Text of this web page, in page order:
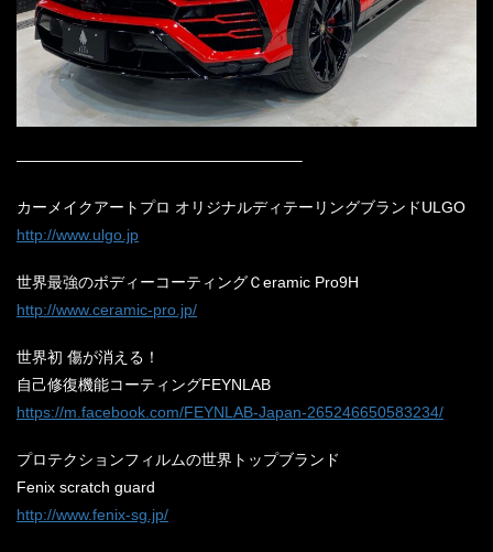
——————————————————–
カーメイクアートプロ オリジナルディテーリングブランドULGO
http://www.ulgo.jp
世界最強のボディーコーティングＣeramic Pro9H
http://www.ceramic-pro.jp/
世界初 傷が消える！
自己修復機能コーティングFEYNLAB
https://m.facebook.com/FEYNLAB-Japan-265246650583234/
プロテクションフィルムの世界トップブランド
Fenix scratch guard
http://www.fenix-sg.jp/